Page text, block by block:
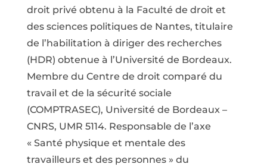
droit privé obtenu à la Faculté de droit et
des sciences politiques de Nantes, titulaire
de l’habilitation à diriger des recherches
(HDR) obtenue à l’Université de Bordeaux.
Membre du Centre de droit comparé du
travail et de la sécurité sociale
(COMPTRASEC), Université de Bordeaux –
CNRS, UMR 5114. Responsable de l’axe
« Santé physique et mentale des
travailleurs et des personnes » du